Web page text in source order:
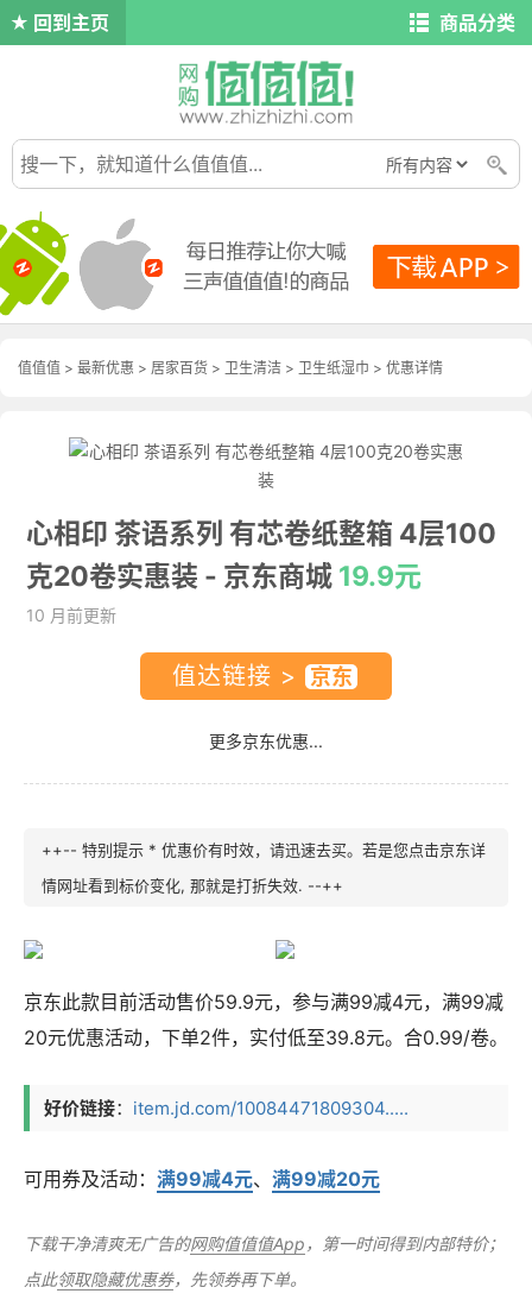
回到主页 商品分类
值值值 > 最新优惠 > 居家百货 > 卫生清洁 > 卫生纸湿巾 > 优惠详情
心相印 茶语系列 有芯卷纸整箱 4层100
克20卷实惠装 - 京东商城 19.9元
10 月前更新
值达链接 >
更多京东优惠...
++-- 特别提示 * 优惠价有时效，请迅速去买。若是您点击京东详
情网址看到标价变化, 那就是打折失效. --++
京东此款目前活动售价59.9元，参与满99减4元，满99减
20元优惠活动，下单2件，实付低至39.8元。合0.99/卷。
好价链接： item.jd.com/10084471809304.....
可用券及活动： 满99减4元、 满99减20元
下载干净清爽无广告的网购值值值App ，第一时间得到内部特价；
点此领取隐藏优惠券，先领券再下单。